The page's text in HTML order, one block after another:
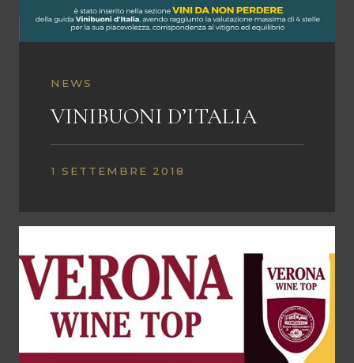
NEWS
VINIBUONI D’ITALIA
1 SETTEMBRE 2018